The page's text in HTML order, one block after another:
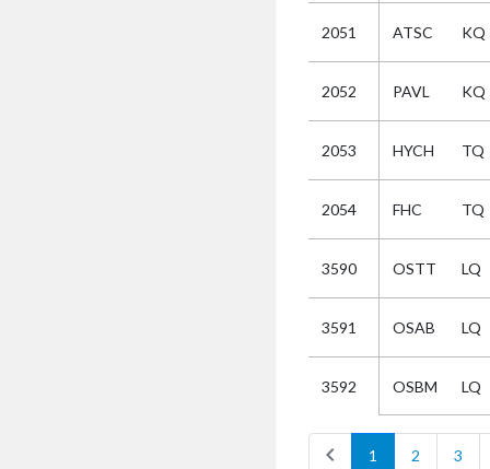
2051 ATSC KQ
2052 PAVL KQ
2053 HYCH TQ
2054 FHC TQ
3590 OSTT LQ
3591 OSAB LQ
3592 OSBM LQ
chevron_left 1 2 3